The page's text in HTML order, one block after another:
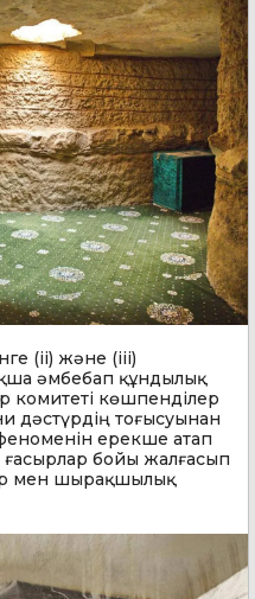
(ii) және (iii)
әмбебап құндылық
комитеті көшпенділер
дәстүрдің тоғысуынан
ерекше атап
ғасырлар бойы жалғасып
мен шырақшылық